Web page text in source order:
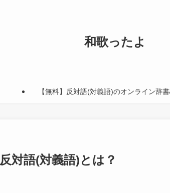
和歌ったよ
【無料】反対語(対義語)のオンライン辞書
対語(対義語)とは？